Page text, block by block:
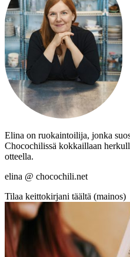
Elina on ruokaintoilija, jonka
Chocochilissä kokkaillaan
otteella.
elina @ chocochili.net
Tilaa keittokirjani täältä (mainos)